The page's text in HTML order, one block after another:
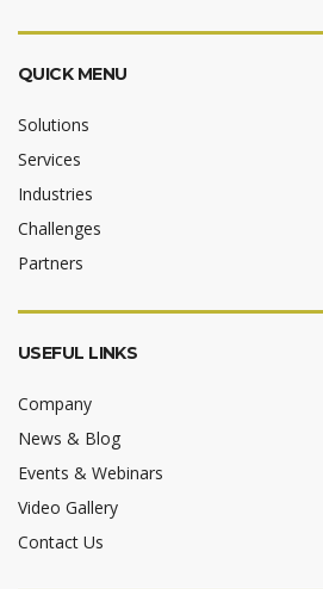
QUICK MENU
Solutions
Services
Industries
Challenges
Partners
USEFUL LINKS
Company
News & Blog
Events & Webinars
Video Gallery
Contact Us